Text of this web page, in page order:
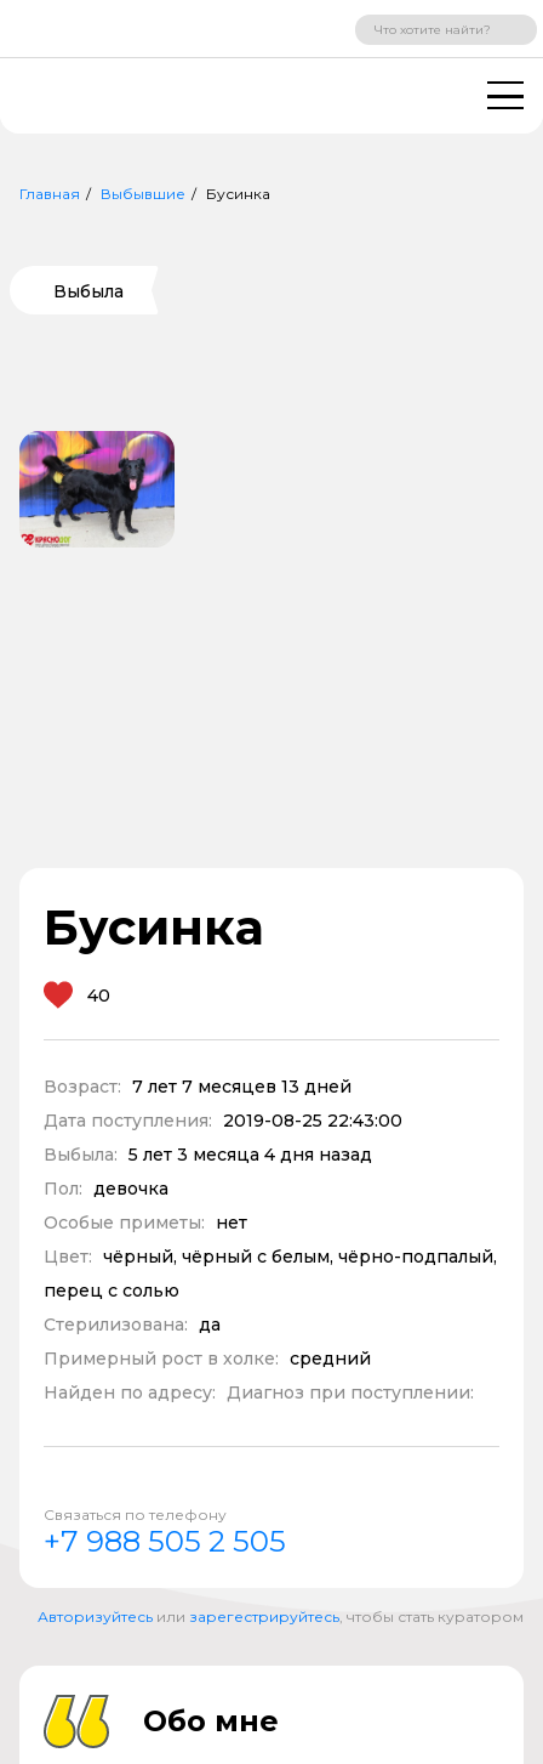
ВХОД РЕГИСТРАЦИЯ
Главная Выбывшие Бусинка
Выбыла
Бусинка
40
Возраст: 7 лет 7 месяцев 13 дней
Дата поступления:
2019-08-25 22:43:00
Выбыла: 5 лет 3 месяца 4 дня назад
Пол: девочка
Особые приметы:
нет
Цвет: чёрный, чёрный с белым, чёрно-подпалый,
перец с солью
Стерилизована: да
Примерный рост в холке: средний
Найден по адресу: Диагноз при поступлении:
Связаться по телефону
+7 988 505 2 505
Авторизуйтесь или зарегестрируйтесь , чтобы стать куратором
Обо мне